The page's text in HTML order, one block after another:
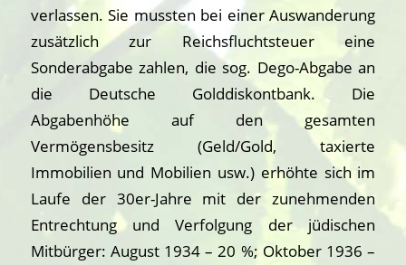
verlassen. Sie mussten bei einer Auswanderung
zusätzlich zur Reichsfluchtsteuer eine
Sonderabgabe zahlen, die sog. Dego-Abgabe an
die Deutsche Golddiskontbank. Die
Abgabenhöhe auf den gesamten
Vermögensbesitz (Geld/Gold, taxierte
Immobilien und Mobilien usw.) erhöhte sich im
Laufe der 30er-Jahre mit der zunehmenden
Entrechtung und Verfolgung der jüdischen
Mitbürger: August 1934 – 20 %; Oktober 1936 –